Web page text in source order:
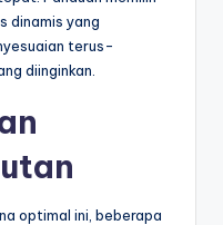
dinamis yang
terus-
diinginkan.
optimal ini, beberapa